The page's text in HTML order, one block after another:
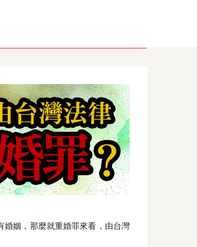
婚姻，那麼就重婚罪來看，由台灣